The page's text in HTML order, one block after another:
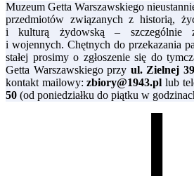
Muzeum Getta Warszawskiego
przedmiotów związanych z historią,
i kulturą żydowską – szczególnie
i wojennych. Chętnych do przekazania
stałej prosimy o zgłoszenie się do
Getta Warszawskiego przy ul. Zielnej
kontakt mailowy:zbiory@1943.pl lub
50 (od poniedziałku do piątku w